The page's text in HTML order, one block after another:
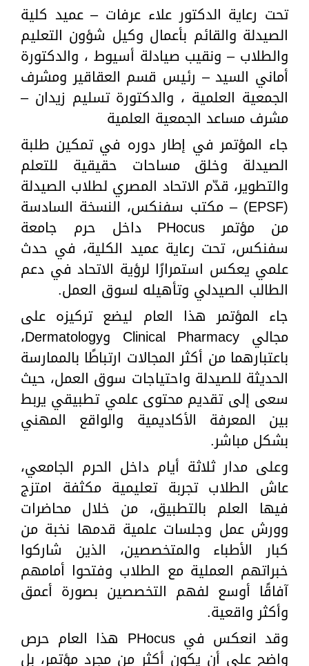
تحت رعاية الدكتور علاء عرفات – عميد كلية
الصيدلة والقائم بأعمال وكيل شؤون التعليم
والطلاب – ونقيب صيادلة أسيوط ، والدكتورة
أماني السيد – رئيس قسم العقاقير ومشرف
الجمعية العلمية ، والدكتورة تسليم زيدان –
مشرف مساعد الجمعية العلمية
جاء المؤتمر في إطار دوره في تمكين طلبة
الصيدلة وخلق مساحات حقيقية للتعلم
والتطوير، قدّم الاتحاد المصري لطلاب الصيدلة
(EPSF) – مكتب سفنكس، النسخة السادسة
من مؤتمر PHocus داخل حرم جامعة
سفنكس، تحت رعاية عميد الكلية، في حدث
علمي يعكس استمرارًا لرؤية الاتحاد في دعم
الطالب الصيدلي وتأهيله لسوق العمل.
جاء المؤتمر هذا العام ليضع تركيزه على
مجالي Clinical Pharmacy وDermatology،
باعتبارهما من أكثر المجالات ارتباطًا بالممارسة
الحديثة للصيدلة واحتياجات سوق العمل، حيث
سعى إلى تقديم محتوى علمي تطبيقي يربط
بين المعرفة الأكاديمية والواقع المهني
بشكل مباشر.
وعلى مدار ثلاثة أيام داخل الحرم الجامعي،
عاش الطلاب تجربة تعليمية مكثفة امتزج
فيها العلم بالتطبيق، من خلال محاضرات
وورش عمل وجلسات علمية قدمها نخبة من
كبار الأطباء والمتخصصين، الذين شاركوا
خبراتهم العملية مع الطلاب وفتحوا أمامهم
آفاقًا أوسع لفهم التخصصين بصورة أعمق
وأكثر واقعية.
وقد انعكس في PHocus هذا العام حرص
واضح على أن يكون أكثر من مجرد مؤتمر، بل